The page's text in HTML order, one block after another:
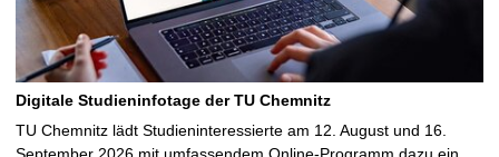
Digitale Studieninfotage der TU Chemnitz
TU Chemnitz lädt Studieninteressierte am 12. August und 16.